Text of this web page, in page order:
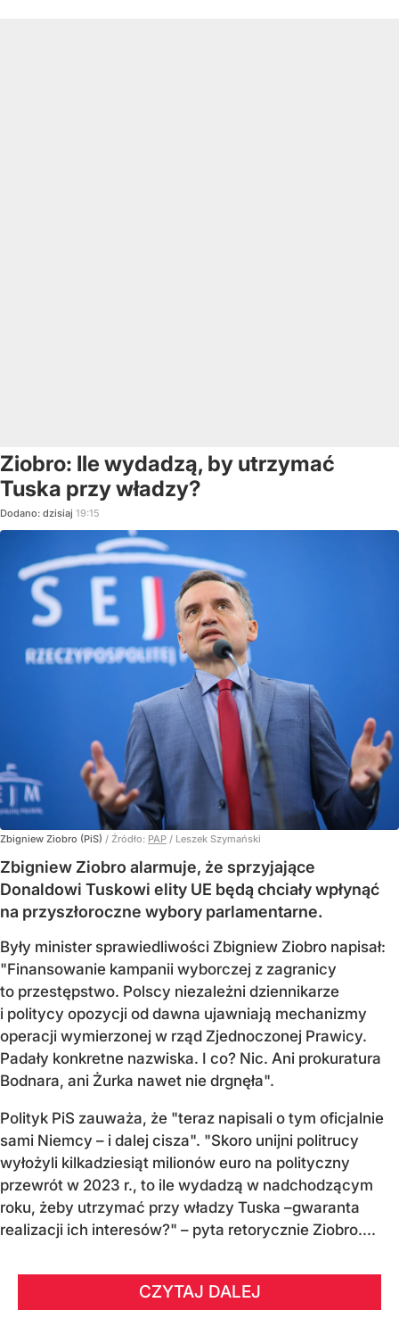
Ziobro: Ile wydadzą, by utrzymać
Tuska przy władzy?
Dodano: dzisiaj 19:15
Zbigniew Ziobro (PiS) / Źródło: PAP / Leszek Szymański
Zbigniew Ziobro alarmuje, że sprzyjające
Donaldowi Tuskowi elity UE będą chciały wpłynąć
na przyszłoroczne wybory parlamentarne.
Były minister sprawiedliwości Zbigniew Ziobro napisał:
"Finansowanie kampanii wyborczej z zagranicy
to przestępstwo. Polscy niezależni dziennikarze
i politycy opozycji od dawna ujawniają mechanizmy
operacji wymierzonej w rząd Zjednoczonej Prawicy.
Padały konkretne nazwiska. I co? Nic. Ani prokuratura
Bodnara, ani Żurka nawet nie drgnęła".
Polityk PiS zauważa, że "teraz napisali o tym oficjalnie
sami Niemcy – i dalej cisza". "Skoro unijni politrucy
wyłożyli kilkadziesiąt milionów euro na polityczny
przewrót w 2023 r., to ile wydadzą w nadchodzącym
roku, żeby utrzymać przy władzy Tuska –gwaranta
realizacji ich interesów?" – pyta retorycznie Ziobro....
CZYTAJ DALEJ